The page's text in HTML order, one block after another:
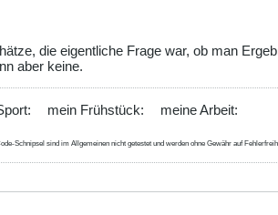
die eigentliche Frage war, ob man
aber keine.
mein Frühstück: meine Arbeit:
Schnipsel sind im Allgemeinen nicht getestet und werden ohne Gewähr auf